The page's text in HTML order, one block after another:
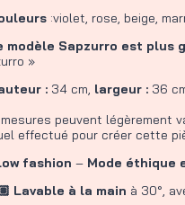
:violet, rose, beige,
modèle Sapzurro est plus
»
: 34 cm, largeur : 36
peuvent légèrement
effectué pour créer cette
fashion – Mode éthique
Lavable à la main à 30°,